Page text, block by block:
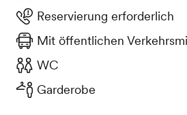
Reservierung erforderlich
Mit öffentlichen
WC
Garderobe